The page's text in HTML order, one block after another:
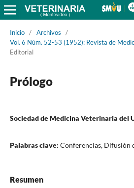
Inicio / Archivos
/
Vol. 6 Núm. 52-53 (1952): Revista de
Editorial
Prólogo
Sociedad de Medicina Veterinaria del
Palabras clave: Conferencias, Difusión
Resumen